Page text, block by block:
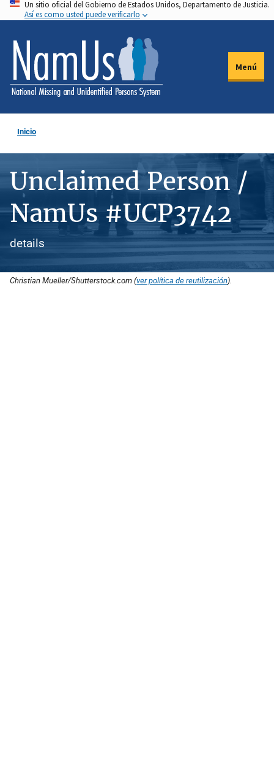
Pasar
al
contenido
principal
Un sitio oficial del Gobierno de Estados Unidos, Departamento de Justicia.
Así es como usted puede verificarlo
Menú
Inicio
Unclaimed Person /
NamUs #UCP3742
details
Christian Mueller/Shutterstock.com (ver política de reutilización).